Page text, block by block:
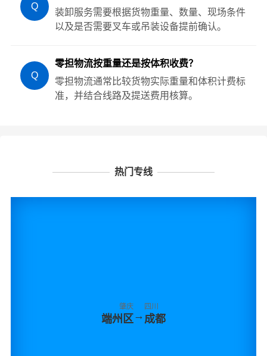
Q
装卸服务需要根据货物重量、数量、现场条件
以及是否需要叉车或吊装设备提前确认。
Q
零担物流按重量还是按体积收费？
零担物流通常比较货物实际重量和体积计费标
准，并结合线路及提送费用核算。
热门专线
肇庆
端州区→
四川
成都